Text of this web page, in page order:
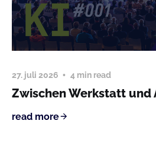
27. juli 2026 4 min read
Zwischen Werkstatt und
read more